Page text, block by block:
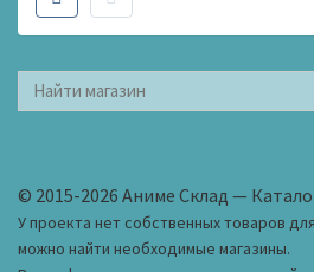
© 2015-2026 Аниме Склад —
У проекта нет собственных товаров
можно найти необходимые магазины.